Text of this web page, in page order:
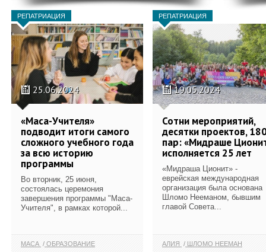
РЕПАТРИАЦИЯ
25.06.2024
«Маса-Учителя»
подводит итоги самого
сложного учебного года
за всю историю
программы
Во вторник, 25 июня,
состоялась церемония
завершения программы "Маса-
Учителя", в рамках которой...
МАСА ОБРАЗОВАНИЕ
РЕПАТРИАЦИЯ
19.05.2024
Сотни мероприятий,
десятки проектов,
пар: «Мидраше
исполняется 25 лет
«Мидраша Ционит» -
еврейская международная
организация была основана
Шломо Нееманом, бывшим
главой Совета...
АЛИЯ ШЛОМО НЕЕМАН